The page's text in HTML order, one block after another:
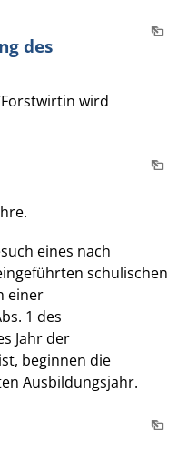
des
wird
eines nach
schulischen
einer
1 des
Jahr der
beginnen die
Ausbildungsjahr.